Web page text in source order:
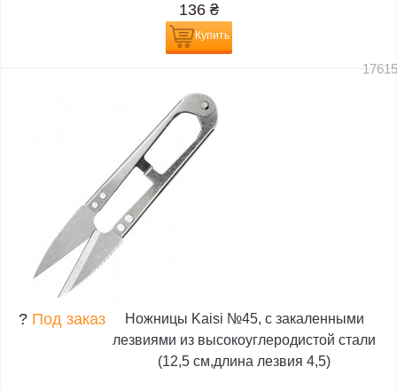
136 ₴
Купить
? Под заказ
Ножницы Kaisi №45, с закаленными
лезвиями из высокоуглеродистой стали
(12,5 см,длина лезвия 4,5)